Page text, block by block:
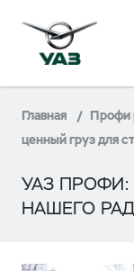
Главная Профи
ценный груз для
УАЗ ПРОФИ:
НАШЕГО